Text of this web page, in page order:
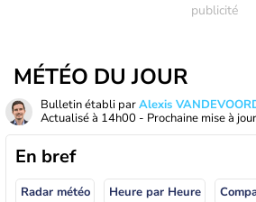
MÉTÉO DU JOUR
Bulletin établi parAlexis
Actualisé à 14h00 - Prochaine mise à
En bref
Radar météo Heure par Heure